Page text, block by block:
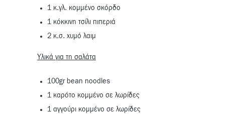
1 κ.γλ. κομμένο σκόρδο
1 κόκκινη τσίλι πιπεριά
2 κ.σ. χυμό λαιμ
Υλικά για τη σαλάτα
100gr bean noodles
1 καρότο κομμένο σε λωρίδες
1 αγγούρι κομμένο σε λωρίδες